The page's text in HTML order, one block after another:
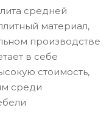
средней
материал,
производстве
в себе
стоимость,
среди